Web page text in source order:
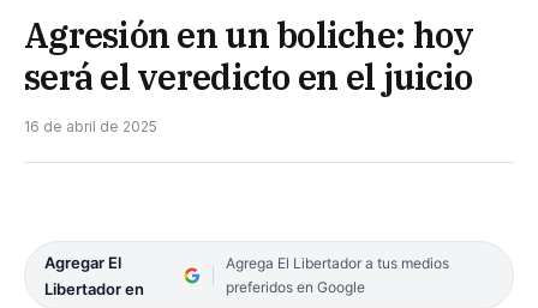
Agresión en un boliche: hoy
será el veredicto en el juicio
16 de abril de 2025
Agregar El
Libertador en
Agrega El Libertador a tus medios
preferidos en Google